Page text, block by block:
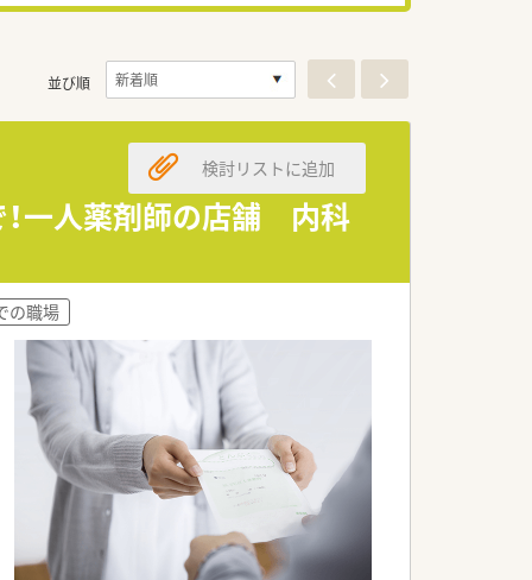
並び順
一人薬剤師の店舗 内科
検討リストに追加
の職場